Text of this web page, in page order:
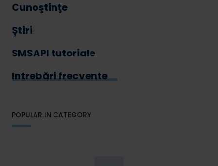
Cunoştinţe
Știri
SMSAPI tutoriale
Intrebări frecvente
POPULAR IN CATEGORY